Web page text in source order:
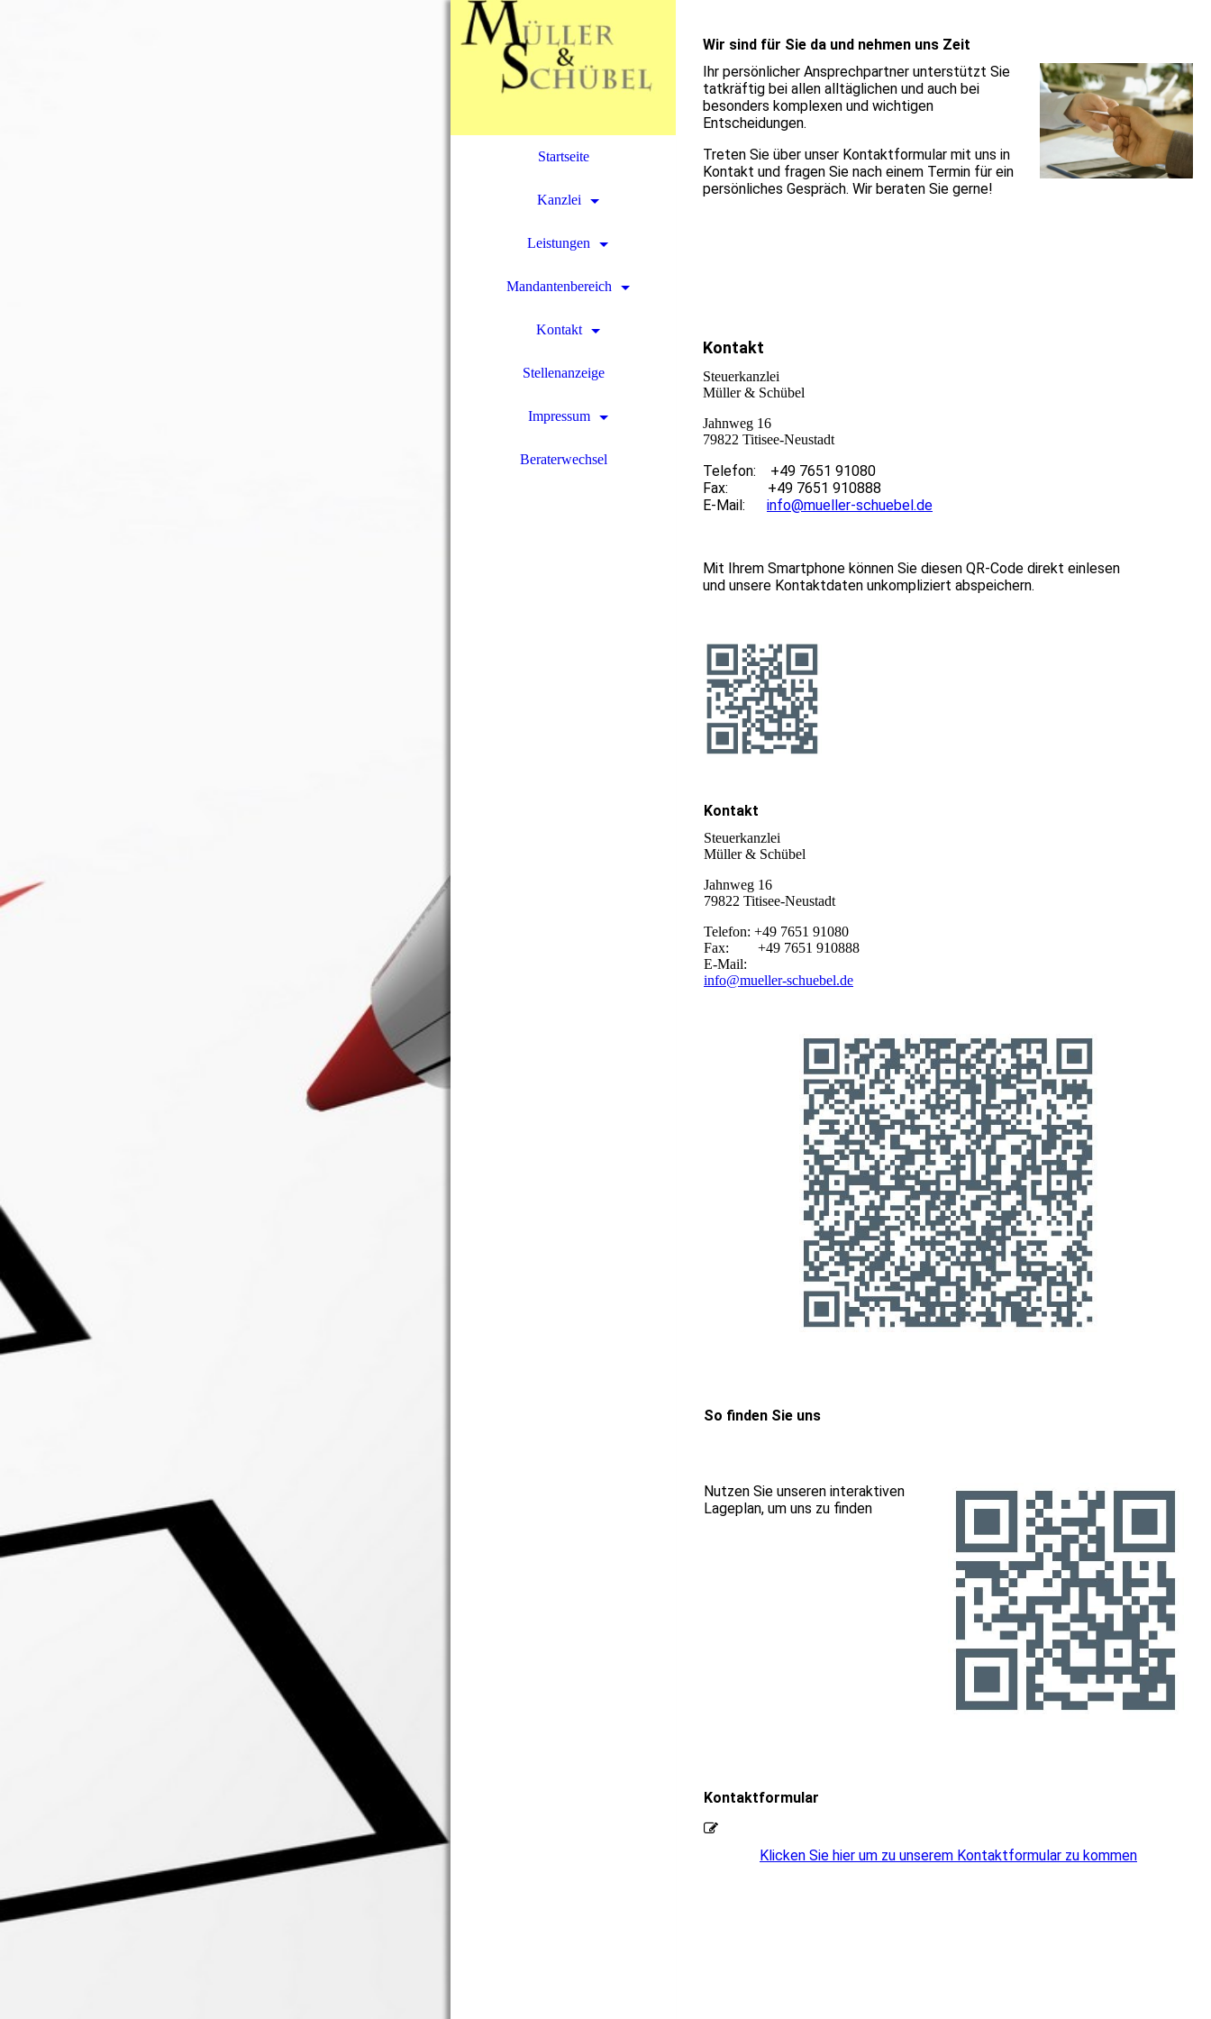
Startseite
Kanzlei
Leistungen
Mandantenbereich
Kontakt
Stellenanzeige
Impressum
Beraterwechsel
Wir sind für Sie da und nehmen uns Zeit
Ihr persönlicher Ansprechpartner unterstützt Sie
tatkräftig bei allen alltäglichen und auch bei
besonders komplexen und wichtigen
Entscheidungen.
Treten Sie über unser Kontaktformular mit uns in
Kontakt und fragen Sie nach einem Termin für ein
persönliches Gespräch. Wir beraten Sie gerne!
Kontakt
Steuerkanzlei
Müller & Schübel
Jahnweg 16
79822 Titisee-Neustadt
Telefon: +49 7651 91080
Fax: +49 7651 910888
E-Mail: info@mueller-schuebel.de
Mit Ihrem Smartphone können Sie diesen QR-Code direkt einlesen
und unsere Kontaktdaten unkompliziert abspeichern.
Kontakt
Steuerkanzlei
Müller & Schübel
Jahnweg 16
79822 Titisee-Neustadt
Telefon: +49 7651 91080
Fax: +49 7651 910888
E-Mail:
info@mueller-schuebel.de
So finden Sie uns
Nutzen Sie unseren interaktiven
Lageplan, um uns zu finden
Kontaktformular
Klicken Sie hier um zu unserem Kon­takt­for­mu­lar zu kommen